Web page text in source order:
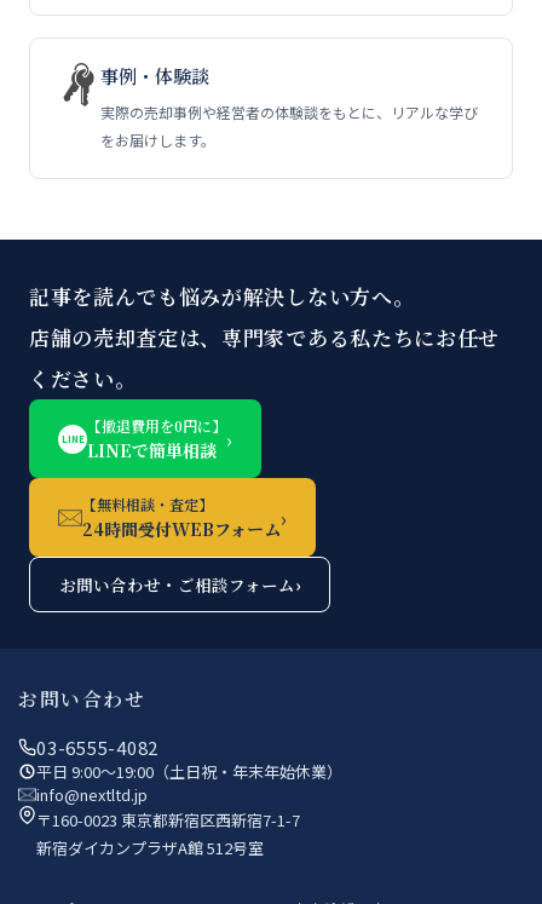
事例・体験談
実際の売却事例や経営者の体験談をもとに、リアルな学び
をお届けします。
記事を読んでも悩みが解決しない方へ。
店舗の売却査定は、専門家である私たちにお任せ
ください。
LINE
【撤退費用を0円に】
LINEで簡単相談 ›
【無料相談・査定】
24時間受付WEBフォーム›
お問い合わせ・ご相談フォーム›
お問い合わせ
03-6555-4082
平日 9:00〜19:00（土日祝・年末年始休業）
info@nextltd.jp
〒160-0023 東京都新宿区西新宿7-1-7
新宿ダイカンプラザA館 512号室